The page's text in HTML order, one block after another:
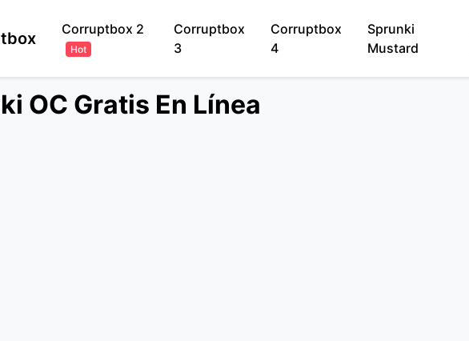
Corruptbox 2
Hot
Corruptbox
3
Corruptbox
4
Sprunki
Mustard
OC Gratis En Línea